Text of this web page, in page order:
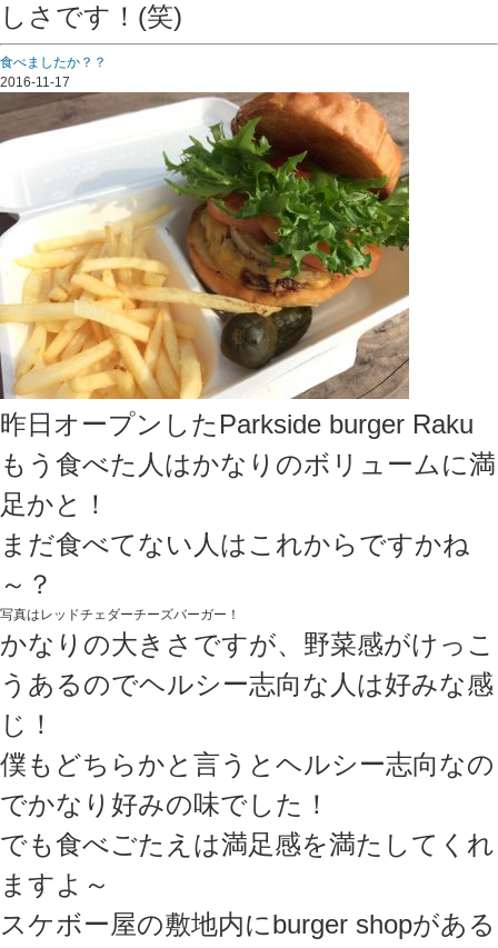
しさです！(笑)
食べましたか？？
2016-11-17
昨日オープンしたParkside burger Raku
もう食べた人はかなりのボリュームに満
足かと！
まだ食べてない人はこれからですかね
～？
写真はレッドチェダーチーズバーガー！
かなりの大きさですが、野菜感がけっこ
うあるのでヘルシー志向な人は好みな感
じ！
僕もどちらかと言うとヘルシー志向なの
でかなり好みの味でした！
でも食べごたえは満足感を満たしてくれ
ますよ～
スケボー屋の敷地内にburger shopがある